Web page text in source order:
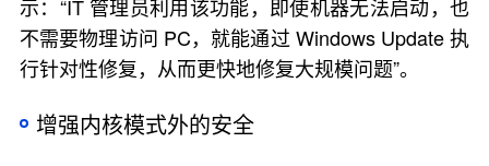
示：“IT 管理员利用该功能，即使机器无法启动，也
不需要物理访问 PC，就能通过 Windows Update 执
行针对性修复，从而更快地修复大规模问题”。
增强内核模式外的安全